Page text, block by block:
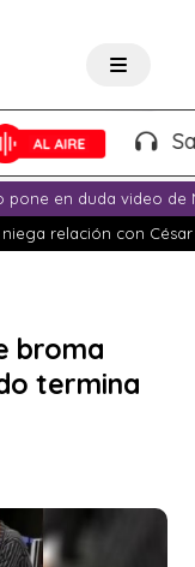
Salsa
pone en duda video de
relación con
broma
termina